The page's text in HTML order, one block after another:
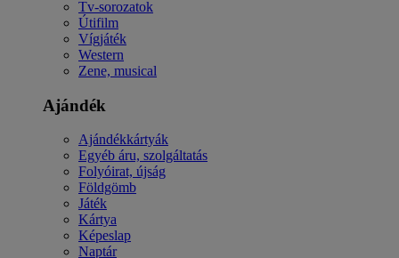
Tv-sorozatok
Útifilm
Vígjáték
Western
Zene, musical
Ajándék
Ajándékkártyák
Egyéb áru, szolgáltatás
Folyóirat, újság
Földgömb
Játék
Kártya
Képeslap
Naptár